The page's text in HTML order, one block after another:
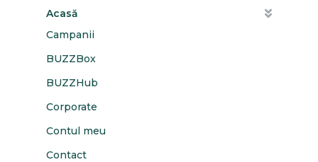
Acasă
Campanii
BUZZBox
BUZZHub
Corporate
Contul meu
Contact